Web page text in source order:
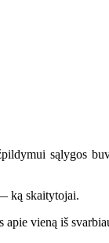
sąlygos
ką skaitytojai.
vieną iš